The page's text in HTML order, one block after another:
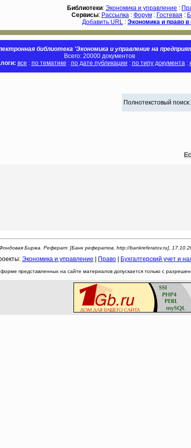
Библиотеки: Экономика и управление :
Сервисы: Рассылка: Форум: Гостевая :
Добавить URL : Экономика и право в
библиотека 'Экономика и управление на
Всего: 20000 документов
все : по тематике : по дате публикации : по типу документа:
Полнотекстовый поиск:
Биржа. Реферат: [Банк рефератов, http://bankreferatov.ru],
Экономика и управление Право Бухгалтерский учет и
представленных на сайте материалов допускается только с